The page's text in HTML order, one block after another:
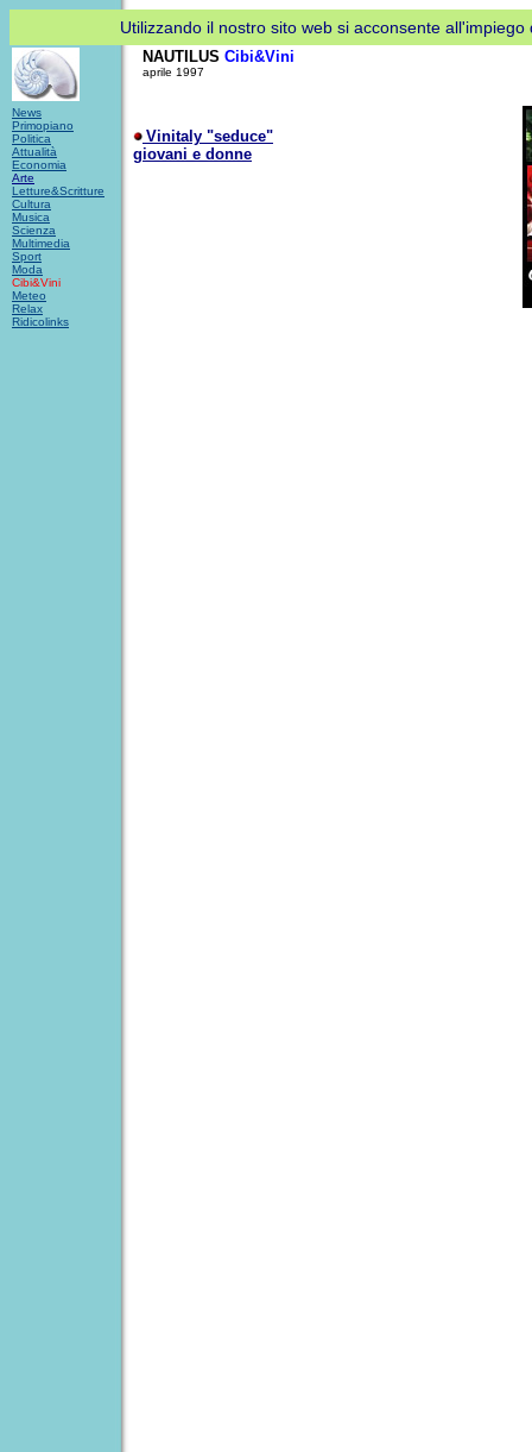
Utilizzando il nostro sito web si acconsente
NAUTILUS Cibi&Vini
aprile 1997
News
Primopiano
Politica
Attualità
Economia
Arte
Letture&Scritture
Cultura
Musica
Scienza
Multimedia
Sport
Moda
Cibi&Vini
Meteo
Relax
Ridicolinks
Vinitaly "seduce"
giovani e donne